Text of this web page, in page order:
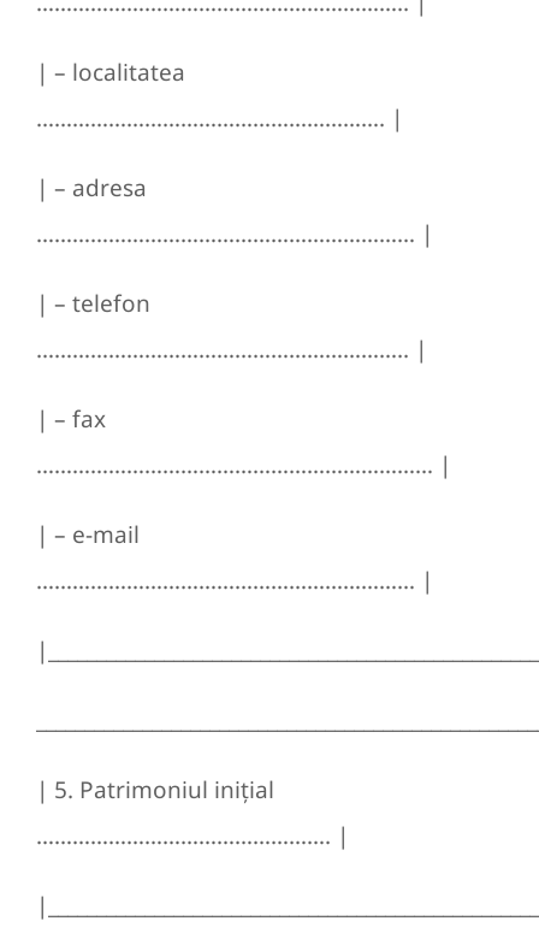
| – localitatea
…………………………………………………. |
| – adresa
……………………………………………………… |
| – telefon
…………………………………………………….. |
| – fax
………………………………………………………… |
| – e-mail
……………………………………………………… |
| 5. Patrimoniul iniţial
…………………………………………. |